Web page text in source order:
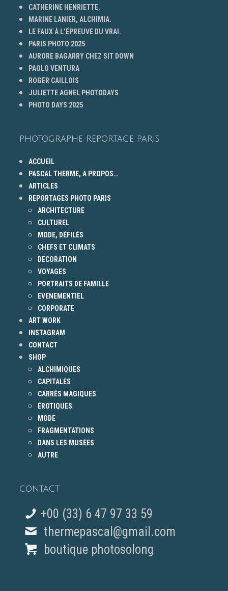
CATHERINE HENRIETTE.
MARINE LANIER, ALCHIMIA.
LE FAUX À L’ÉPREUVE DU VRAI.
PARIS PHOTO 2025
AURORE BAGARRY CHEZ SIT DOWN
PAOLO VENTURA
ROGER CAILLOIS
JULIETTE AGNEL PHOTODAYS
PHOTO DAYS 2025
PHOTOGRAPHE REPORTAGE PARIS
ACCUEIL
PASCAL THERME, A PROPOS…
ARTICLES
REPORTAGES PHOTO PARIS
ARCHITECTURE
CULTUREL
MODE, DÉFILÉS
CHEFS ET CLIMATS
DECORATION
VOYAGES
PORTRAITS DE FAMILLE
EVENEMENTIEL
CORPORATE
ART WORK
INSTAGRAM
CONTACT
SHOP
ALCHIMIQUES
CAPITALES
CARRÉS MAGIQUES
ÉROTIQUES
MODE
FRAGMENTATIONS
DANS LES MUSÉES
AUTRE
CONTACT
+00 (33) 6 47 97 33 59
thermepascal@gmail.com
boutique photosolong